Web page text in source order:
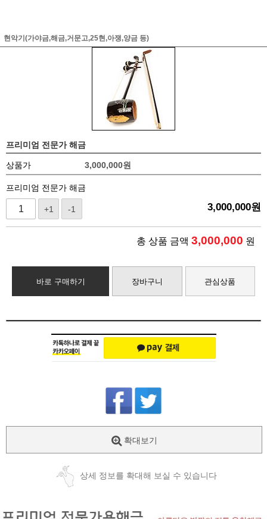
현악기(가야금,해금,거문고,25현,아쟁,양금 등)
프리미엄 전문가 해금
상품가 3,000,000원
프리미엄 전문가 해금
+1 -1 3,000,000원
총 상품 금액 3,000,000 원
바로 구매하기 장바구니 관심상품
확대보기
상세 정보를 확대해 보실 수 있습니다